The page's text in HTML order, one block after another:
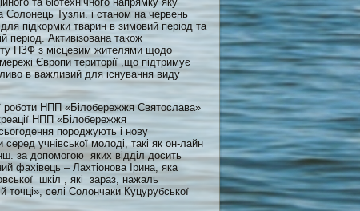
Солонець Тузли. і станом на червень
підкормки тварин в зимовий період та
період. Активізована також
ПЗФ з місцевим жителями щодо
Європи території ,що підтримує
в важливий для існування виду
роботи НПП «Білобережжя Святослава»
НПП «Білобережжя
породжують і нову
учнівської молоді, такі як он-лайн
за допомогою яких відділ досить
фахівець – Лахтіонова Ірина, яка
шкіл , які зараз, нажаль
точці», селі Солончаки Куцурубської